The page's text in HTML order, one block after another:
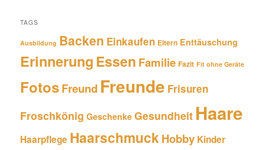
TAGS
Ausbildung Backen Einkaufen Eltern Enttäuschung
ErinnerungEssen Familie Fazit Fit ohne Geräte
FotosFreund Freunde Frisuren
Froschkönig Geschenke Gesundheit Haare
Haarpflege HaarschmuckHobby Kinder